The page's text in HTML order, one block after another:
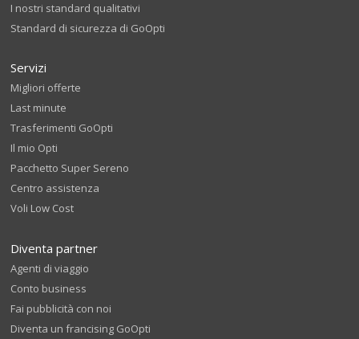
I nostri standard qualitativi
Standard di sicurezza di GoOpti
Servizi
Migliori offerte
Last minute
Trasferimenti GoOpti
Il mio Opti
Pacchetto Super Sereno
Centro assistenza
Voli Low Cost
Diventa partner
Agenti di viaggio
Conto business
Fai pubblicità con noi
Diventa un francising GoOpti